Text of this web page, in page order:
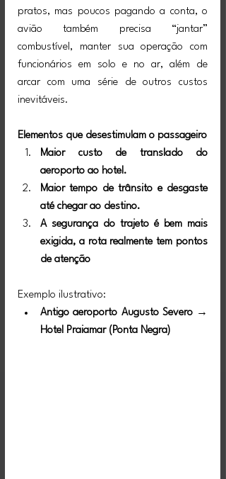
pratos, mas poucos pagando a conta, o
avião também precisa “jantar”
combustível, manter sua operação com
funcionários em solo e no ar, além de
arcar com uma série de outros custos
inevitáveis.
Elementos que desestimulam o passageiro
Maior custo de translado do
aeroporto ao hotel.
Maior tempo de trânsito e desgaste
até chegar ao destino.
A segurança do trajeto é bem mais
exigida, a rota realmente tem pontos
de atenção
Exemplo ilustrativo:
Antigo aeroporto Augusto Severo →
Hotel Praiamar (Ponta Negra)